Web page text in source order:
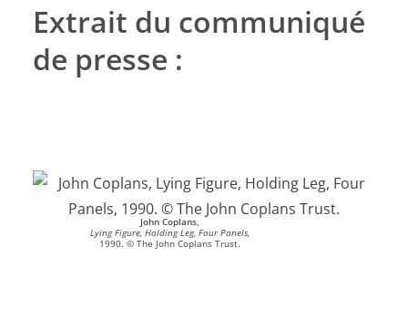
Extrait du communiqué
de presse :
John Coplans,
Lying Figure, Holding Leg, Four Panels,
1990. © The John Coplans Trust.